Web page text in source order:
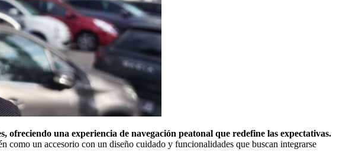
una experiencia de navegación peatonal que redefine las expectativas.
como un accesorio con un diseño cuidado y funcionalidades que buscan integrarse